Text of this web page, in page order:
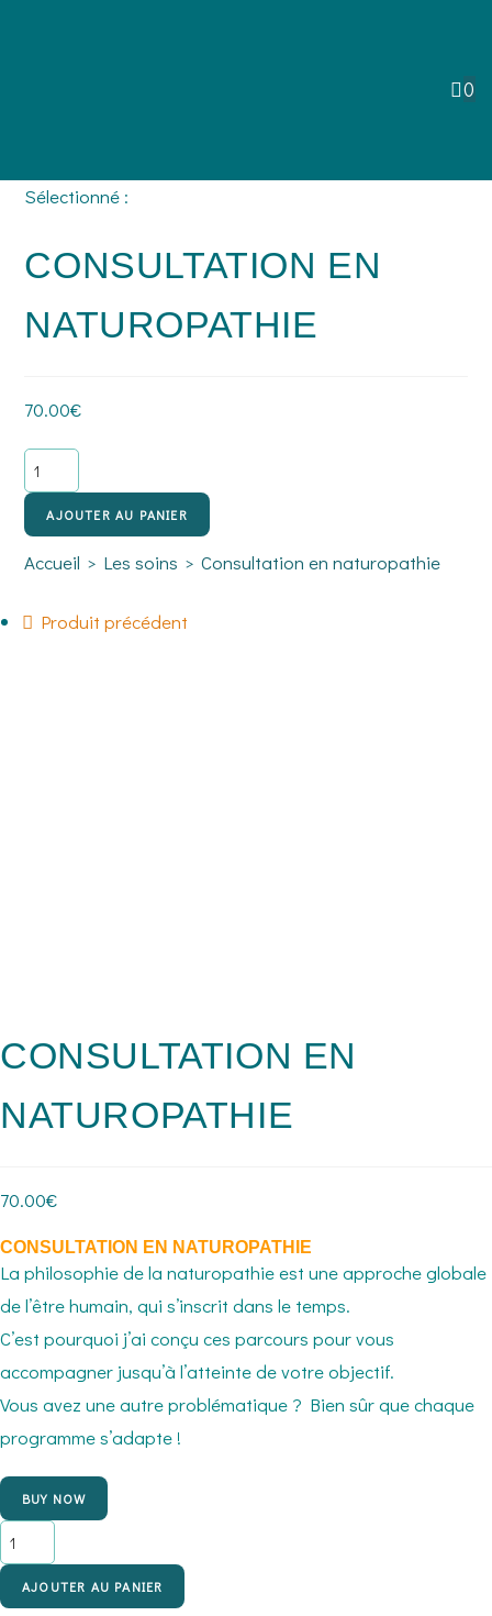
0
Sélectionné :
CONSULTATION EN
NATUROPATHIE
70.00€
AJOUTER AU PANIER
Accueil > Les soins > Consultation en naturopathie
Produit précédent
CONSULTATION EN
NATUROPATHIE
70.00€
CONSULTATION EN NATUROPATHIE
La philosophie de la naturopathie est une approche globale
de l’être humain, qui s’inscrit dans le temps.
C’est pourquoi j’ai conçu ces parcours pour vous
accompagner jusqu’à l’atteinte de votre objectif.
Vous avez une autre problématique ? Bien sûr que chaque
programme s’adapte !
BUY NOW
AJOUTER AU PANIER